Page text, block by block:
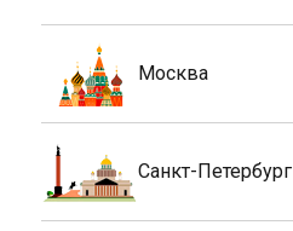
Москва
Санкт-Петербург